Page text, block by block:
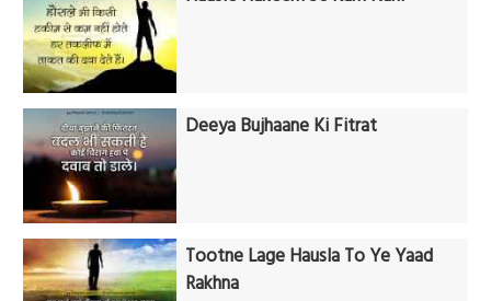
Deeya Bujhaane Ki Fitrat
Tootne Lage Hausla To Ye Yaad
Rakhna